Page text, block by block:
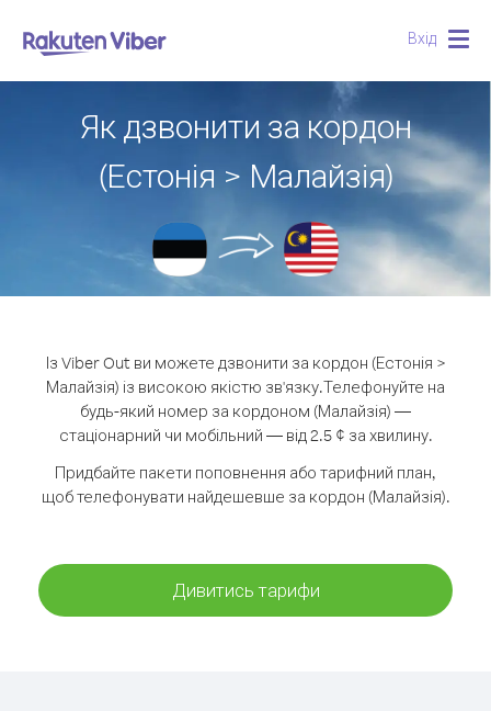
Вхід
Як дзвонити за кордон
(Естонія > Малайзія)
Із Viber Out ви можете дзвонити за кордон (Естонія >
Малайзія) із високою якістю зв'язку.Телефонуйте на
будь-який номер за кордоном (Малайзія) —
стаціонарний чи мобільний — від 2.5 ¢ за хвилину.
Придбайте пакети поповнення або тарифний план,
щоб телефонувати найдешевше за кордон (Малайзія).
Дивитись тарифи